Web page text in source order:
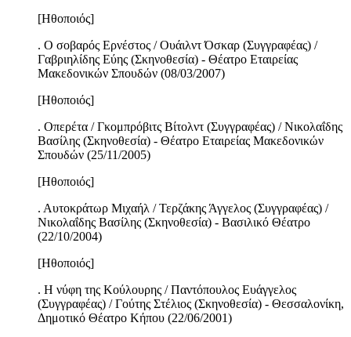
[Ηθοποιός]
. Ο σοβαρός Ερνέστος / Ουάιλντ Όσκαρ (Συγγραφέας) /
Γαβριηλίδης Εύης (Σκηνοθεσία) - Θέατρο Εταιρείας
Μακεδονικών Σπουδών (08/03/2007)
[Ηθοποιός]
. Οπερέτα / Γκομπρόβιτς Βίτολντ (Συγγραφέας) / Νικολαΐδης
Βασίλης (Σκηνοθεσία) - Θέατρο Εταιρείας Μακεδονικών
Σπουδών (25/11/2005)
[Ηθοποιός]
. Αυτοκράτωρ Μιχαήλ / Τερζάκης Άγγελος (Συγγραφέας) /
Νικολαΐδης Βασίλης (Σκηνοθεσία) - Βασιλικό Θέατρο
(22/10/2004)
[Ηθοποιός]
. Η νύφη της Κούλουρης / Παντόπουλος Ευάγγελος
(Συγγραφέας) / Γούτης Στέλιος (Σκηνοθεσία) - Θεσσαλονίκη,
Δημοτικό Θέατρο Κήπου (22/06/2001)